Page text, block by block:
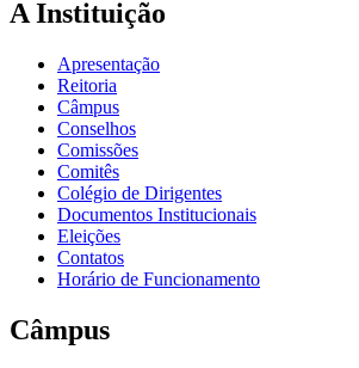
A Instituição
Apresentação
Reitoria
Câmpus
Conselhos
Comissões
Comitês
Colégio de Dirigentes
Documentos Institucionais
Eleições
Contatos
Horário de Funcionamento
Câmpus